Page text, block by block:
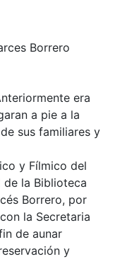
Borrero
era
a pie a la
sus familiares y
y Fílmico del
de la Biblioteca
Borrero, por
la Secretaria
de aunar
y